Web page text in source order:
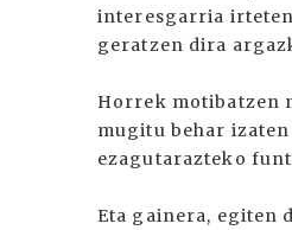
interesgarria irteten
geratzen dira
Horrek motibatzen
mugitu behar
ezagutarazteko
Eta gainera, egiten